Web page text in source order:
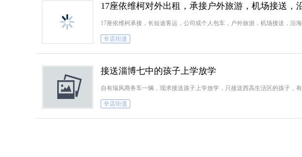
17座依维柯对外出租，承接户外旅游，机场接送，
17座依维柯承接，长短途客运，公司或个人包车，户外旅游，机场接送，沿
辛店街道
接送淄博七中的孩子上学放学
自有瑞风商务车一辆，现求接送孩子上学放学，只接送西高生活区的孩子，有
辛店街道